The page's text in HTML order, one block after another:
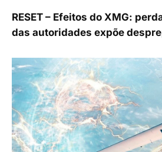
RESET – Efeitos do XMG:
das autoridades expõe